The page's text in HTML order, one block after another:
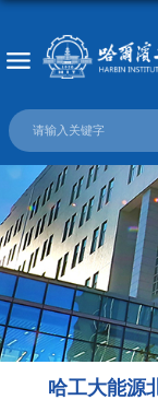
哈工大能源